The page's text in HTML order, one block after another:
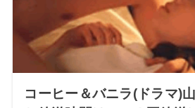
コーヒー＆バニラ(ドラマ)